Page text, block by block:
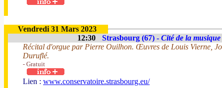
Vendredi 31 Mars 2023
12:30
Strasbourg (67) - Cité de la
Récital d'orgue par Pierre Ouilhon. Œuvres de Louis Vierne,
Duruflé.
- Gratuit
Lien : www.conservatoire.strasbourg.eu/